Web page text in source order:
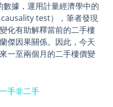
據，運用計量經濟學中的
test），筆者發現
化有助解釋當前的二手樓
傑因果關係。因此，今天
一至兩個月的二手樓價變
手非二手